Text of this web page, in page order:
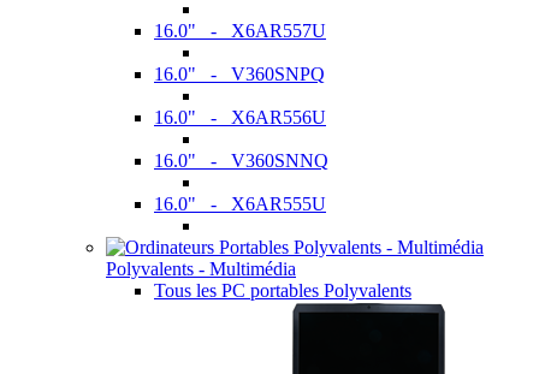
16.0" - X6AR557U
16.0" - V360SNPQ
16.0" - X6AR556U
16.0" - V360SNNQ
16.0" - X6AR555U
Polyvalents - Multimédia
Tous les PC portables Polyvalents